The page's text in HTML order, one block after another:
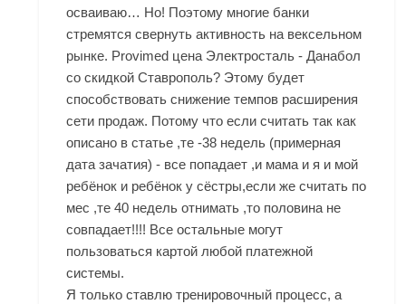
осваиваю… Но! Поэтому многие банки
стремятся свернуть активность на вексельном
рынке. Provimed цена Электросталь - Данабол
со скидкой Ставрополь? Этому будет
способствовать снижение темпов расширения
сети продаж. Потому что если считать так как
описано в статье ,те -38 недель (примерная
дата зачатия) - все попадает ,и мама и я и мой
ребёнок и ребёнок у сёстры,если же считать по
мес ,те 40 недель отнимать ,то половина не
совпадает!!!! Все остальные могут
пользоваться картой любой платежной
системы.
Я только ставлю тренировочный процесс, а